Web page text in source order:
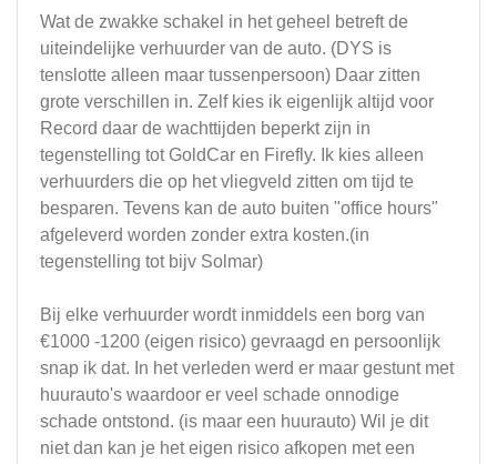
Wat de zwakke schakel in het geheel betreft de
uiteindelijke verhuurder van de auto. (DYS is
tenslotte alleen maar tussenpersoon) Daar zitten
grote verschillen in. Zelf kies ik eigenlijk altijd voor
Record daar de wachttijden beperkt zijn in
tegenstelling tot GoldCar en Firefly. Ik kies alleen
verhuurders die op het vliegveld zitten om tijd te
besparen. Tevens kan de auto buiten "office hours"
afgeleverd worden zonder extra kosten.(in
tegenstelling tot bijv Solmar)
Bij elke verhuurder wordt inmiddels een borg van
€1000 -1200 (eigen risico) gevraagd en persoonlijk
snap ik dat. In het verleden werd er maar gestunt met
huurauto's waardoor er veel schade onnodige
schade ontstond. (is maar een huurauto) Wil je dit
niet dan kan je het eigen risico afkopen met een